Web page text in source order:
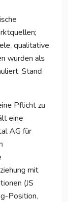
qualitative
wurden als
Stand
Pflicht zu
eine
AG für
mit
(JS
Position,